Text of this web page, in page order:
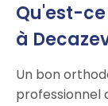
Qu'est-
à
Un bon
professionnel